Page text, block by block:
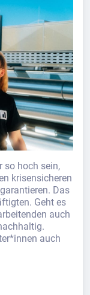
so hoch sein,
krisensicheren
Das
Geht es
auch
auch